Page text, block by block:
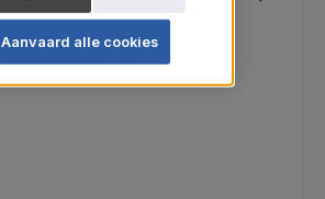
Aanvaard alle cookies